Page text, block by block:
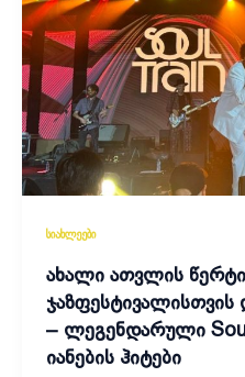
სიახლეები
ახალი ათვლის
ჯაზფესტივალისთვის
– ლეგენდარული
იანების ჰიტები